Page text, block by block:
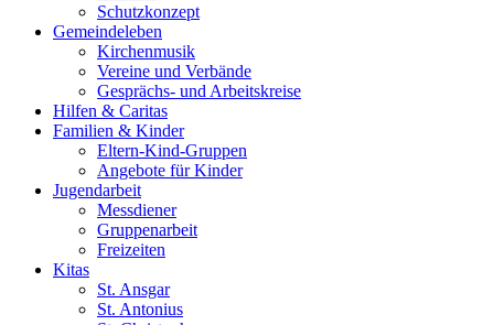
Schutzkonzept
Gemeinde­leben
Kirchenmusik
Vereine und Verbände
Gesprächs- und Arbeitskreise
Hilfen & Caritas
Familien & Kinder
Eltern-Kind-Gruppen
Angebote für Kinder
Jugend­arbeit
Messdiener
Gruppenarbeit
Freizeiten
Kitas
St. Ansgar
St. Antonius